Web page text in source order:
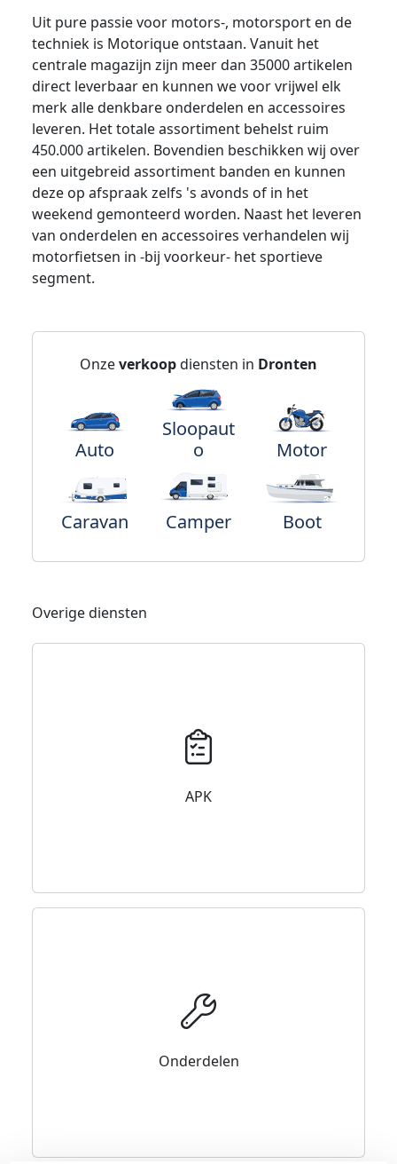
Uit pure passie voor motors-, motorsport en de
techniek is Motorique ontstaan. Vanuit het
centrale magazijn zijn meer dan 35000 artikelen
direct leverbaar en kunnen we voor vrijwel elk
merk alle denkbare onderdelen en accessoires
leveren. Het totale assortiment behelst ruim
450.000 artikelen. Bovendien beschikken wij over
een uitgebreid assortiment banden en kunnen
deze op afspraak zelfs 's avonds of in het
weekend gemonteerd worden. Naast het leveren
van onderdelen en accessoires verhandelen wij
motorfietsen in -bij voorkeur- het sportieve
segment.
Onzeverkoopdiensten in Dronten
Auto
Sloopaut
o
Motor
Caravan Camper Boot
Overige diensten
APK
Onderdelen